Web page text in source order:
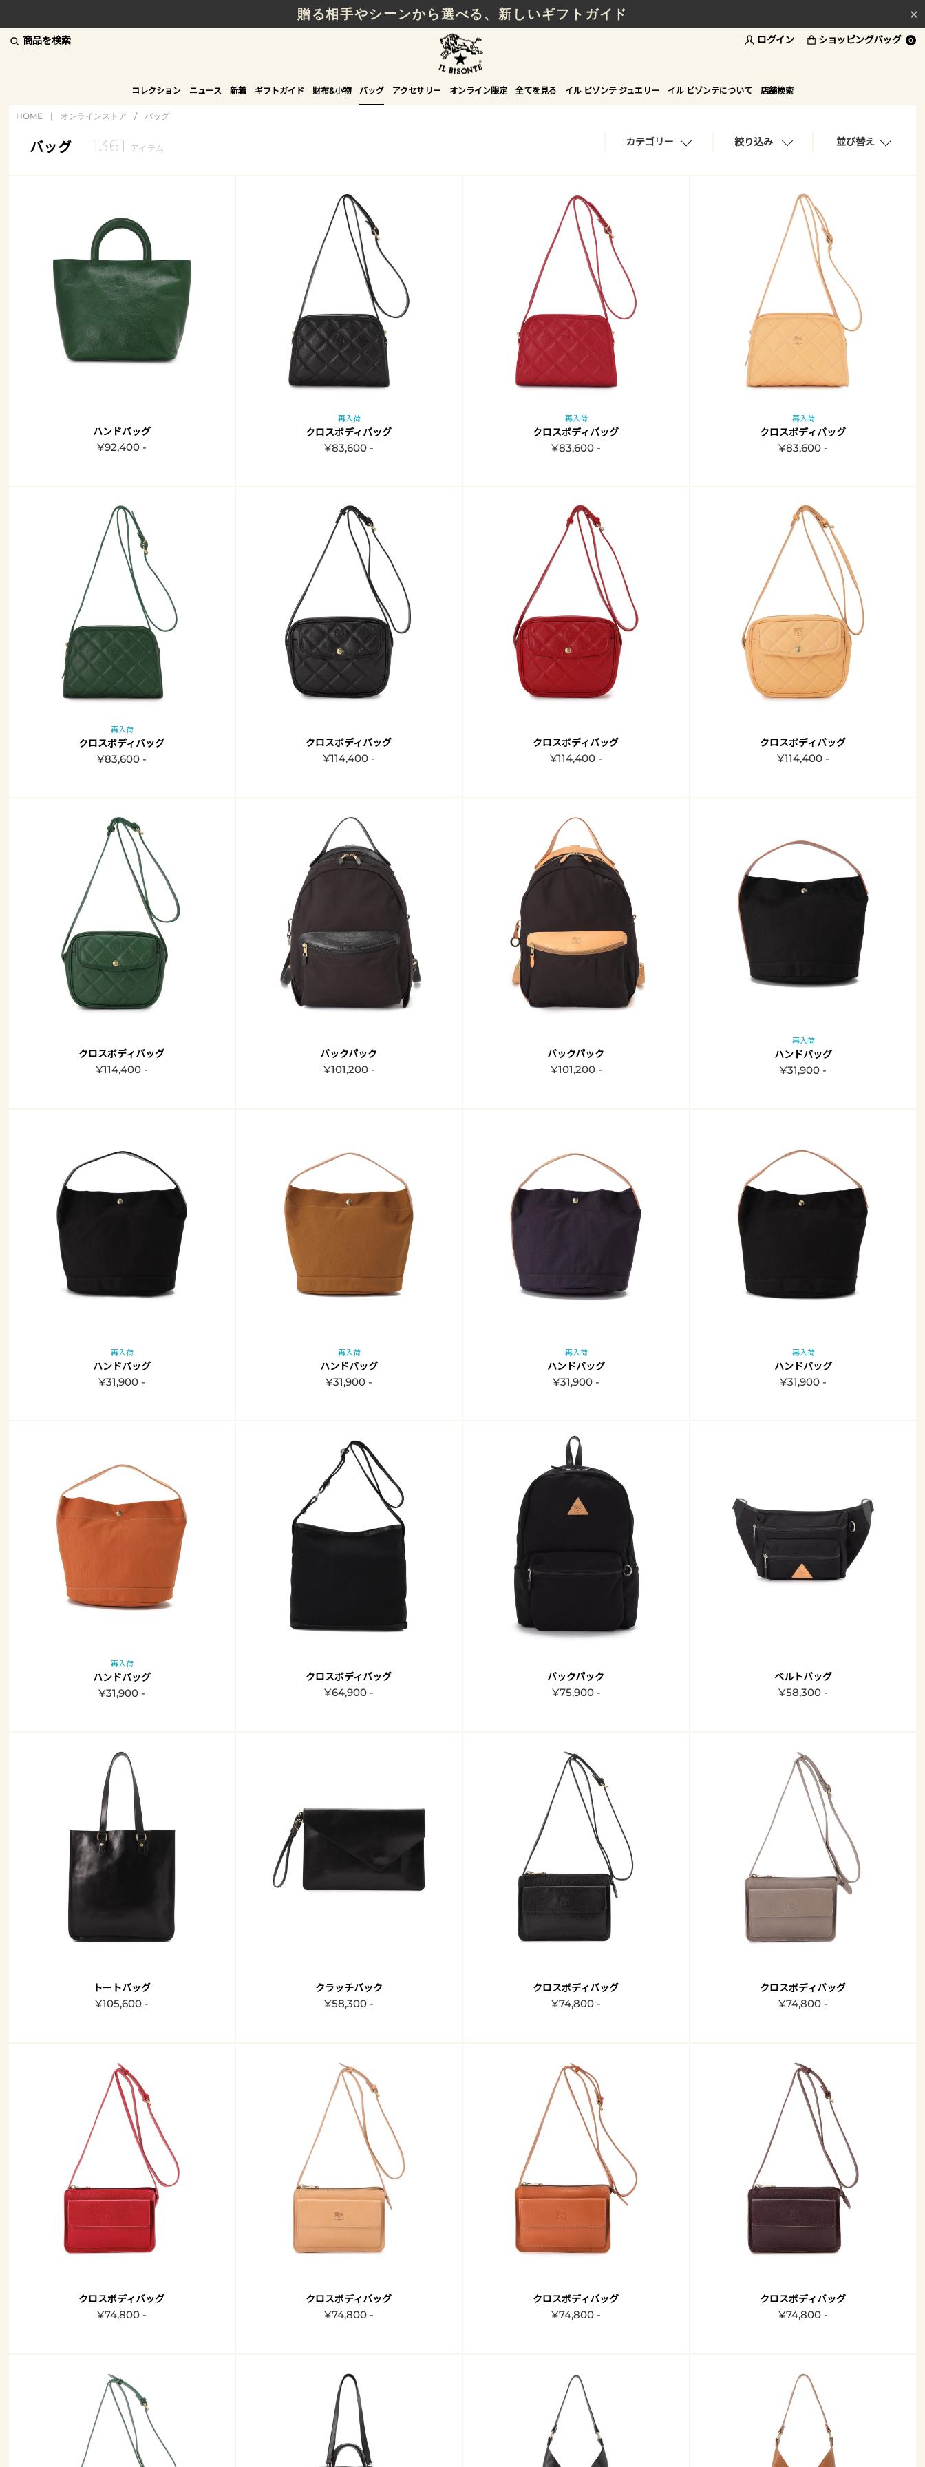
贈る相手やシーンから選べる、新しいギフトガイド
商品を検索 ログイン ショッピングバッグ 0
コレクション ニュース 新着 ギフトガイド 財布&小物 バッグ アクセサリー オンライン限定 全てを見る イル ビゾンテ ジュエリー イル ビゾンテについて 店舗検索
HOME | オンラインストア / バッグ
バッグ 1361 アイテム
カテゴリー 絞り込み 並び替え
ハンドバッグ
¥92,400 -
再入荷
クロスボディバッグ
¥83,600 -
再入荷
クロスボディバッグ
¥83,600 -
再入荷
クロスボディバッグ
¥83,600 -
再入荷
クロスボディバッグ
¥83,600 -
クロスボディバッグ
¥114,400 -
クロスボディバッグ
¥114,400 -
クロスボディバッグ
¥114,400 -
クロスボディバッグ
¥114,400 -
バックパック
¥101,200 -
バックパック
¥101,200 -
再入荷
ハンドバッグ
¥31,900 -
再入荷
ハンドバッグ
¥31,900 -
再入荷
ハンドバッグ
¥31,900 -
再入荷
ハンドバッグ
¥31,900 -
再入荷
ハンドバッグ
¥31,900 -
再入荷
ハンドバッグ
¥31,900 -
クロスボディバッグ
¥64,900 -
バックパック
¥75,900 -
ベルトバッグ
¥58,300 -
トートバッグ
¥105,600 -
クラッチバック
¥58,300 -
クロスボディバッグ
¥74,800 -
クロスボディバッグ
¥74,800 -
クロスボディバッグ
¥74,800 -
クロスボディバッグ
¥74,800 -
クロスボディバッグ
¥74,800 -
クロスボディバッグ
¥74,800 -